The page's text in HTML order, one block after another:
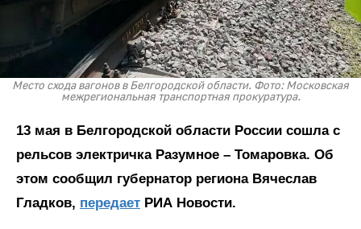
Место схода вагонов в Белгородской области. Фото: Московская
межрегиональная транспортная прокуратура.
13 мая в Белгородской области России сошла с
рельсов электричка Разумное – Томаровка. Об
этом сообщил губернатор региона Вячеслав
Гладков, передает РИА Новости.